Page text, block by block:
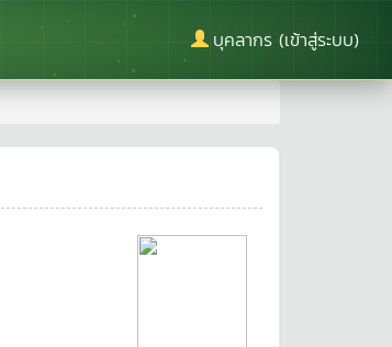
บุคลากร (เข้าสู่ระบบ)